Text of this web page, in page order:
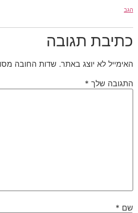
הגב
כתיבת תגובה
האימייל לא יוצג באתר. שדות החובה
התגובה שלך *
שם *